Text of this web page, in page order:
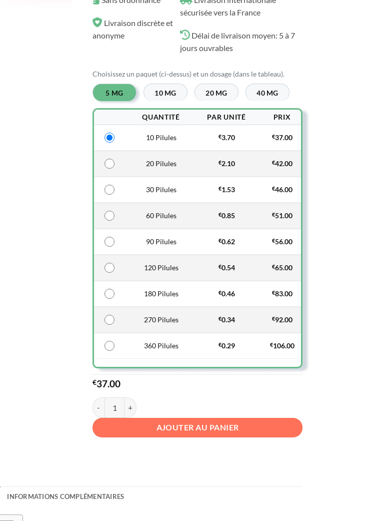
Livraison discrète et
anonyme
sécurisée vers la France
Délai de livraison moyen: 5 à 7
jours ouvrables
Choisissez un paquet (ci-dessus) et un dosage (dans le tableau).
5 MG 10 MG 20 MG 40 MG
QUANTITÉ PAR UNITÉ PRIX
10 Pilules €3.70 €37.00
20 Pilules €2.10 €42.00
30 Pilules €1.53 €46.00
60 Pilules €0.85 €51.00
90 Pilules €0.62 €56.00
120 Pilules €0.54 €65.00
180 Pilules €0.46 €83.00
270 Pilules €0.34 €92.00
360 Pilules €0.29 €106.00
€37.00
quantité de Solupred
AJOUTER AU PANIER
INFORMATIONS COMPLÉMENTAIRES